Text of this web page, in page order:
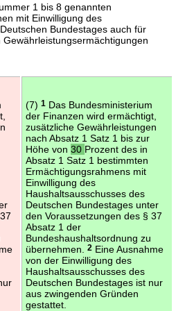
1 bis 8 genannten
mit Einwilligung des
Bundestages auch für
(7) 1Das Bundesministerium
der Finanzen wird ermächtigt,
zusätzliche Gewährleistungen
nach Absatz 1 Satz 1 bis zur
Höhe von 30 Prozent des in
Absatz 1 Satz 1 bestimmten
Ermächtigungsrahmens mit
Einwilligung des
Haushaltsausschusses des
Deutschen Bundestages unter
den Voraussetzungen des § 37
Absatz 1 der
Bundeshaushaltsordnung zu
übernehmen.
2Eine Ausnahme
von der Einwilligung des
Haushaltsausschusses des
Deutschen Bundestages ist nur
aus zwingenden Gründen
gestattet.